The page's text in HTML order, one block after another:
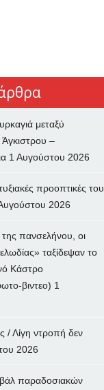
μεταξύ
–
1 Αυγούστου 2026
προοπτικές του
2026
πανσελήνου, οι
ταξίδεψαν το
Κάστρο
βιντεο) 1
/ Λίγη ντροπή δεν
2026
παραδοσιακών